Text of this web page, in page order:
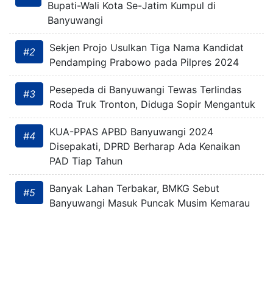
Bupati-Wali Kota Se-Jatim Kumpul di
Banyuwangi
#2
Sekjen Projo Usulkan Tiga Nama Kandidat
Pendamping Prabowo pada Pilpres 2024
#3
Pesepeda di Banyuwangi Tewas Terlindas
Roda Truk Tronton, Diduga Sopir Mengantuk
#4
KUA-PPAS APBD Banyuwangi 2024
Disepakati, DPRD Berharap Ada Kenaikan
PAD Tiap Tahun
#5
Banyak Lahan Terbakar, BMKG Sebut
Banyuwangi Masuk Puncak Musim Kemarau